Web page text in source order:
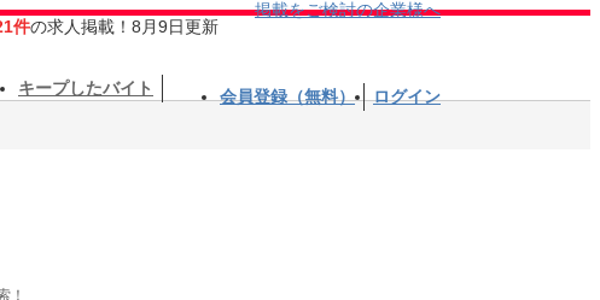
件の求人掲載！8月9日更新
掲載をご検討の企業様へ
キープしたバイト 会員登録（無料） ログイン
！